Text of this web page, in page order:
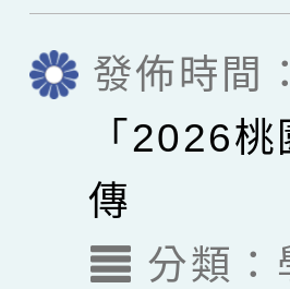
發佈時間
「2026
傳
分類：